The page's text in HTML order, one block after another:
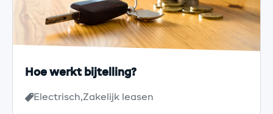
Hoe werkt bijtelling?
Electrisch Zakelijk leasen